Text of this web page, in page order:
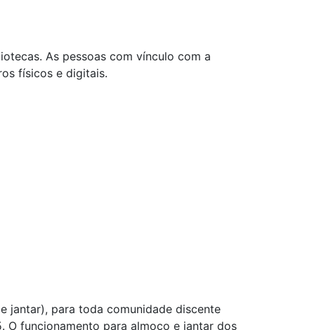
As pessoas com vínculo com a
físicos e digitais.
jantar), para toda comunidade discente
O funcionamento para almoço e jantar dos